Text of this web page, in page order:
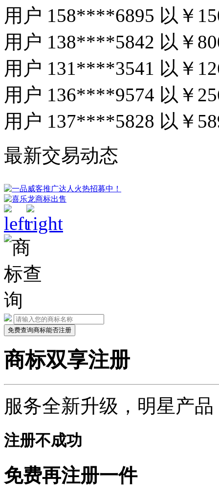
用户 158****6895 以 ￥
用户 138****5842 以 ￥
用户 131****3541 以 ￥
用户 136****9574 以 ￥
用户 137****5828 以 ￥
最新交易动态
免费查询商标能否注册
商标双享注册
服务全新升级，明星产品
注册不成功
免费再注册一件